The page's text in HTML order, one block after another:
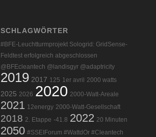
SCHLAGWÖRTER
#BFE-Leuchtturmprojekt Sologrid: GridSense-
Feldtest erfolgreich abgeschlossen
@BFEcleantech @landisgyr @adaptricity
2019 2017 125 1er avril 2000 watts
2025 2026 2020 2000-Watt-Areale
2021 12energy 2000-Watt-Gesellschaft
2018 2. Etappe -41.8 2022 20 Minuten
2050 #SSEIForum #WattdOr #Cleantech